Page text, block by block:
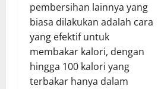
pembersihan lainnya yang
biasa dilakukan adalah cara
yang efektif untuk
membakar kalori, dengan
hingga 100 kalori yang
terbakar hanya dalam